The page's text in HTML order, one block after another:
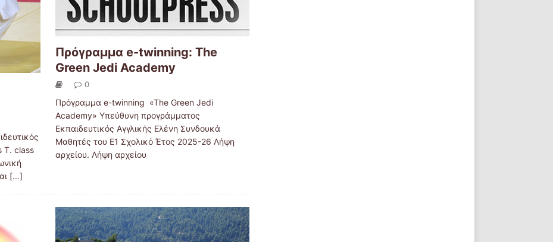
T. class
[...]
Πρόγραμμα e-twinning: The
Green Jedi Academy
0
Πρόγραμμα e-twinning «The Green Jedi
Academy» Υπεύθυνη προγράμματος
Εκπαιδευτικός Αγγλικής Ελένη Συνδουκά
Μαθητές του Ε1 Σχολικό Έτος 2025-26 Λήψη
αρχείου. Λήψη αρχείου